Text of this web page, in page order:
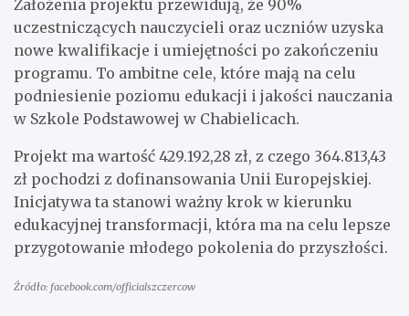
Założenia projektu przewidują, że 90%
uczestniczących nauczycieli oraz uczniów uzyska
nowe kwalifikacje i umiejętności po zakończeniu
programu. To ambitne cele, które mają na celu
podniesienie poziomu edukacji i jakości nauczania
w Szkole Podstawowej w Chabielicach.
Projekt ma wartość 429.192,28 zł, z czego 364.813,43
zł pochodzi z dofinansowania Unii Europejskiej.
Inicjatywa ta stanowi ważny krok w kierunku
edukacyjnej transformacji, która ma na celu lepsze
przygotowanie młodego pokolenia do przyszłości.
Źródło: facebook.com/officialszczercow